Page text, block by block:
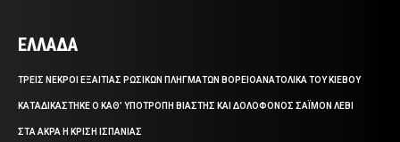
ΕΛΛΑΔΑ
ΤΡΕΙΣ ΝΕΚΡΟΙ ΕΞΑΙΤΙΑΣ ΡΩΣΙΚΩΝ ΠΛΗΓΜΑΤΩΝ ΒΟΡΕΙΟΑΝΑΤΟΛΙΚΑ ΤΟΥ ΚΙΕΒΟΥ
ΚΑΤΑΔΙΚΑΣΤΗΚΕ Ο ΚΑΘ’ ΥΠΟΤΡΟΠΗ ΒΙΑΣΤΗΣ ΚΑΙ ΔΟΛΟΦΟΝΟΣ ΣΑΪΜΟΝ ΛΕΒΙ
ΣΤΑ ΑΚΡΑ Η ΚΡΙΣΗ ΙΣΠΑΝΙΑΣ